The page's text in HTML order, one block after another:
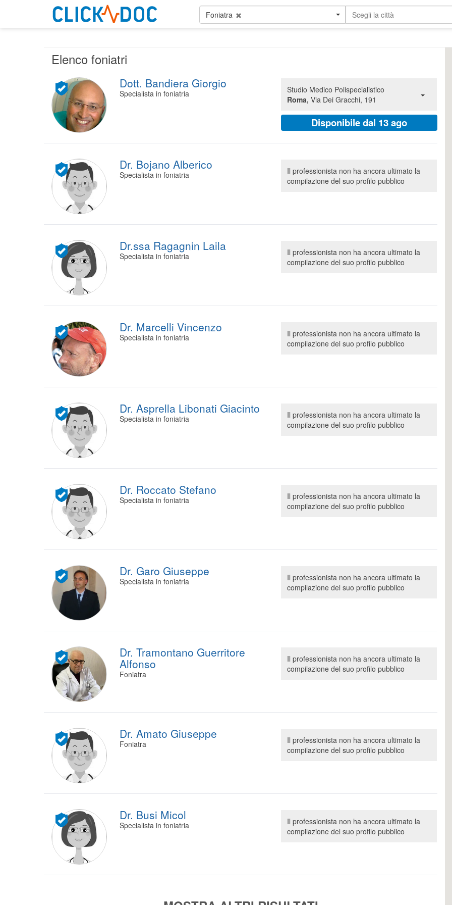
Foniatra Scegli la città
Elenco foniatri
Dott. Bandiera Giorgio
Specialista in foniatria
Studio Medico Polispecialistico
Roma, Via Dei Gracchi, 191
Disponibile dal 13 ago
Dr. Bojano Alberico
Specialista in foniatria
Il professionista non ha ancora ultimato la
compilazione del suo profilo pubblico
Dr.ssa Ragagnin Laila
Specialista in foniatria
Il professionista non ha ancora ultimato la
compilazione del suo profilo pubblico
Dr. Marcelli Vincenzo
Specialista in foniatria
Il professionista non ha ancora ultimato la
compilazione del suo profilo pubblico
Dr. Asprella Libonati Giacinto
Specialista in foniatria
Il professionista non ha ancora ultimato la
compilazione del suo profilo pubblico
Dr. Roccato Stefano
Specialista in foniatria
Il professionista non ha ancora ultimato la
compilazione del suo profilo pubblico
Dr. Garo Giuseppe
Specialista in foniatria
Il professionista non ha ancora ultimato la
compilazione del suo profilo pubblico
Dr. Tramontano Guerritore
Alfonso
Foniatra
Il professionista non ha ancora ultimato la
compilazione del suo profilo pubblico
Dr. Amato Giuseppe
Foniatra
Il professionista non ha ancora ultimato la
compilazione del suo profilo pubblico
Dr. Busi Micol
Specialista in foniatria
Il professionista non ha ancora ultimato la
compilazione del suo profilo pubblico